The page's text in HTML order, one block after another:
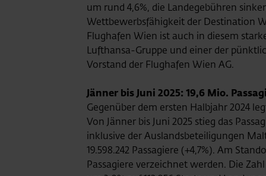
um rund 4,6%, die Landegebühren
Wettbewerbsfähigkeit der Destination
Flughafen Wien ist auch in diesem
Lufthansa-Gruppe und einer der
Vorstand der Flughafen Wien AG.
Jänner bis Juni 2025: 19,6 Mio.
Gegenüber dem ersten Halbjahr 2024
Von Jänner bis Juni 2025 stieg das
inklusive der Auslandsbeteiligungen
19.598.242 Passagiere (+4,7%). Am
Passagiere verzeichnet werden. Die